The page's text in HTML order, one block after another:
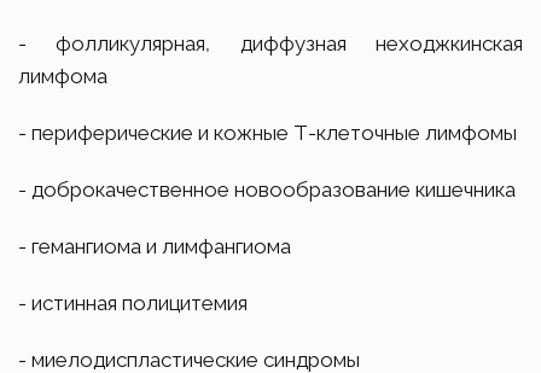
- фолликулярная, диффузная неходжкинская
лимфома
- периферические и кожные Т-клеточные лимфомы
- доброкачественное новообразование кишечника
- гемангиома и лимфангиома
- истинная полицитемия
- миелодиспластические синдромы